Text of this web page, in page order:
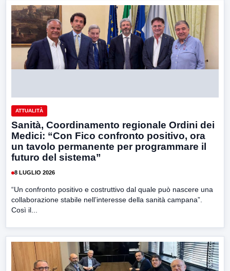
ATTUALITÀ
Sanità, Coordinamento regionale Ordini dei
Medici: “Con Fico confronto positivo, ora
un tavolo permanente per programmare il
futuro del sistema”
8 LUGLIO 2026
“Un confronto positivo e costruttivo dal quale può nascere una
collaborazione stabile nell’interesse della sanità campana”.
Così il...